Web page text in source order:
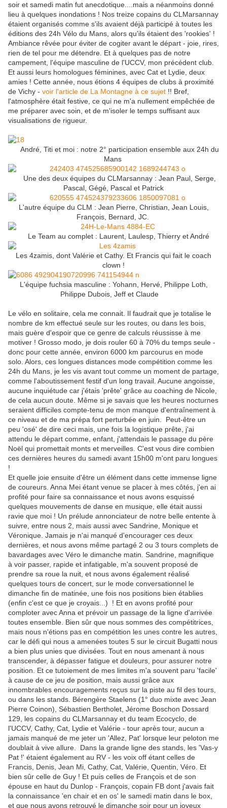
soir et samedi matin fut anecdotique....mais a néanmoins donné
lieu à quelques inondations ! Nos treize copains du CLMarsannay
étaient organisés comme s'ils avaient déjà participé à toutes les
éditions des 24h Vélo du Mans, alors qu'ils étaient des 'rookies' !
Ambiance rêvée pour éviter de cogiter avant le départ - joie, rires,
rien de tel pour me détendre. Et à quelques pas de notre
campement, l'équipe masculine de l'UCCV, mon précédent club.
Et aussi leurs homologues féminines, avec Cat et Lydie, deux
amies ! Cette année, nous étions 4 équipes de clubs à proximité
de Vichy - voir l'article de La Montagne à ce sujet !! Bref,
l'atmosphère était festive, ce qui ne m'a nullement empêchée de
me préparer avec soin, et de m'isoler le temps suffisant aux
visualisations de rigueur.
André, Titi et moi : notre 2° participation ensemble aux 24h du
Mans
Une des deux équipes du CLMarsannay : Jean Paul, Serge,
Pascal, Gégé, Pascal et Patrick
L'autre équipe du CLM : Jean Pierre, Christian, Jean Louis,
François, Bernard, JC.
Le Team au complet : Laurent, Laulesp, Thierry et André
Les 4zamis, dont Valérie et Cathy. Et Francis qui fait le coach
clown !
L'équipe fuchsia masculine : Yohann, Hervé, Philippe Loth,
Philippe Dubois, Jeff et Claude
Le vélo en solitaire, cela me connait. Il faudrait que je totalise le
nombre de km effectué seule sur les routes, ou dans les bois,
mais guère d'espoir que ce genre de calculs réussisse à me
motiver ! Grosso modo, je dois rouler 60 à 70% du temps seule -
donc pour cette année, environ 6000 km parcourus en mode
solo. Alors, ces longues distances mode compétition comme les
24h du Mans, je les vis avant tout comme un moment de partage,
comme l'aboutissement festif d'un long travail. Aucune angoisse,
aucune inquiétude car j'étais 'prête' grâce au coaching de Nicole,
de cela aucun doute. Même si je savais que les heures nocturnes
seraient difficiles compte-tenu de mon manque d'entraînement à
ce niveau et de ma prépa fort perturbée en juin. Peut-être un
peu 'osé' de dire ceci mais, une fois la logistique prête, j'ai
attendu le départ comme, enfant, j'attendais le passage du père
Noël qui promettait monts et merveilles. C'est vous dire combien
ces dernières heures du samedi avant 15h00 m'ont paru longues
!
Et quelle joie ensuite d'être un élément dans cette immense ligne
de coureurs. Anna Mei étant venue se placer à mes côtés, j'en ai
profité pour faire sa connaissance et nous avons esquissé
quelques mouvements de danse en musique, elle était aussi
ravie que moi ! Un prélude annonciateur de notre belle entente à
suivre, entre nous 2, mais aussi avec Sandrine, Monique et
Véronique. Jamais je n'ai manqué d'encourager ces deux
dernières, et nous avons même partagé 2 ou 3 tours complets de
bavardages avec Véro le dimanche matin. Sandrine, magnifique
à voir passer, rapide et infatigable, m'a souvent proposé de
prendre sa roue la nuit, et nous avons également réalisé
quelques tours de concert, sur le mode conversationnel le
dimanche fin de matinée, une fois nos positions bien établies
(enfin c'est ce que je croyais...) ! Et en avons profité pour
comploter avec Anna et prévoir un passage de la ligne d'arrivée
toutes ensemble. Bien sûr que nous sommes des compétitrices,
mais nous n'étions pas en compétition les unes contre les autres,
car le défi qui nous a amenées toutes 5 sur le circuit Bugatti nous
a bien plus unies que divisées. Tout en nous amenant à nous
transcender, à dépasser fatigue et douleurs, pour assurer notre
position. Et ce tutoiement de mes limites m'a souvent paru 'facile'
à cause de ce jeu de position, mais aussi grâce aux
innombrables encouragements reçus sur la piste au fil des tours,
ou dans les stands. Bérengère Staelens (1° duo mixte avec Jean
Pierre Coinon), Sébastien Bertholet, Jérome Boschon Dossard
129, les copains du CLMarsannay et du team Ecocyclo, de
l'UCCV, Cathy, Cat, Lydie et Valérie - tour après tour, aucun a
jamais manqué de me jeter un 'Allez, Pat' lorsque leur peloton me
doublait à vive allure. Dans la grande ligne des stands, les 'Vas-y
Pat !' étaient également au RV - les voix off étant celles de
Francis, Denis, Jean Mi, Cathy, Cat, Valérie, Quentin, Véro. Et
bien sûr celle de Guy ! Et puis celles de François et de son
épouse en haut du Dunlop - François, copain FB dont j'avais fait
la connaissance 'en chair et en os' le samedi matin dans le box,
et que nous avons retrouvé le dimanche soir pour un joyeux